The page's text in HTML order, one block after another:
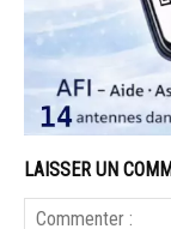
LAISSER UN